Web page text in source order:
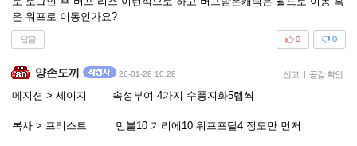
은 워프로 이동인가요?
답글 0
0
양손도끼 26-01-28 10:28 신고 | 공감 확인
메지션 > 세이지 속성부여 4가지 수풍지화5렙씩
복사 > 프리스트 민블10 기리에10 워프포탈4 정도만 먼저